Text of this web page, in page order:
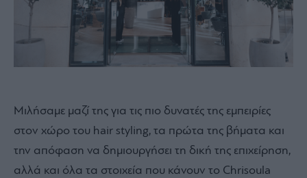
Μιλήσαμε μαζί της για τις πιο δυνατές της εμπειρίες
στον χώρο του hair styling, τα πρώτα της βήματα και
την απόφαση να δημιουργήσει τη δική της επιχείρηση,
αλλά και όλα τα στοιχεία που κάνουν το Chrisoula